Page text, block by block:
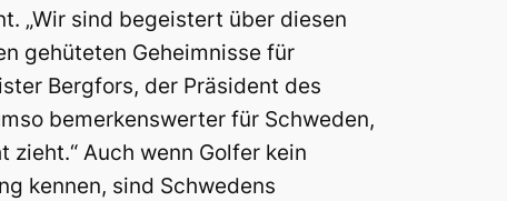
„Wir sind begeistert über diesen
gehüteten Geheimnisse für
Bergfors, der Präsident des
bemerkenswerter für Schweden,
Auch wenn Golfer kein
kennen, sind Schwedens